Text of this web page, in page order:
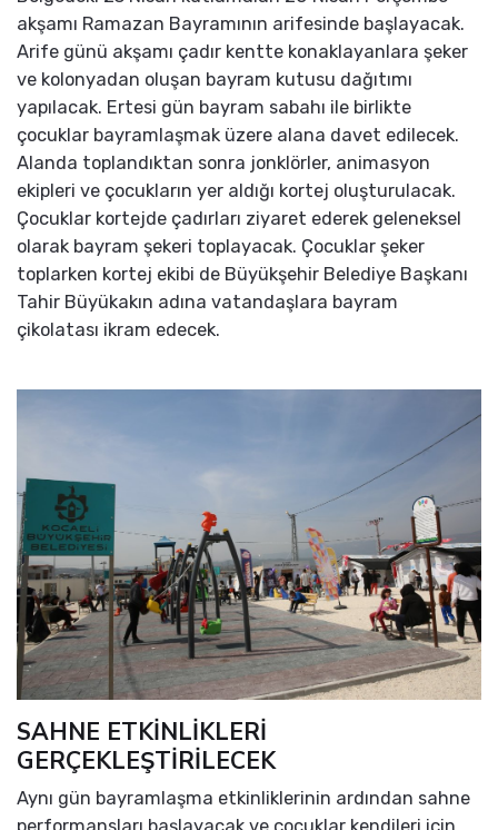
akşamı Ramazan Bayramının arifesinde başlayacak.
Arife günü akşamı çadır kentte konaklayanlara şeker
ve kolonyadan oluşan bayram kutusu dağıtımı
yapılacak. Ertesi gün bayram sabahı ile birlikte
çocuklar bayramlaşmak üzere alana davet edilecek.
Alanda toplandıktan sonra jonklörler, animasyon
ekipleri ve çocukların yer aldığı kortej oluşturulacak.
Çocuklar kortejde çadırları ziyaret ederek geleneksel
olarak bayram şekeri toplayacak. Çocuklar şeker
toplarken kortej ekibi de Büyükşehir Belediye Başkanı
Tahir Büyükakın adına vatandaşlara bayram
çikolatası ikram edecek.
SAHNE ETKİNLİKLERİ
GERÇEKLEŞTİRİLECEK
Aynı gün bayramlaşma etkinliklerinin ardından sahne